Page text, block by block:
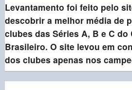
Levantamento foi feito pelo
descobrir a melhor média de
clubes das Séries A, B e C do
Brasileiro. O site levou em
dos clubes apenas nos